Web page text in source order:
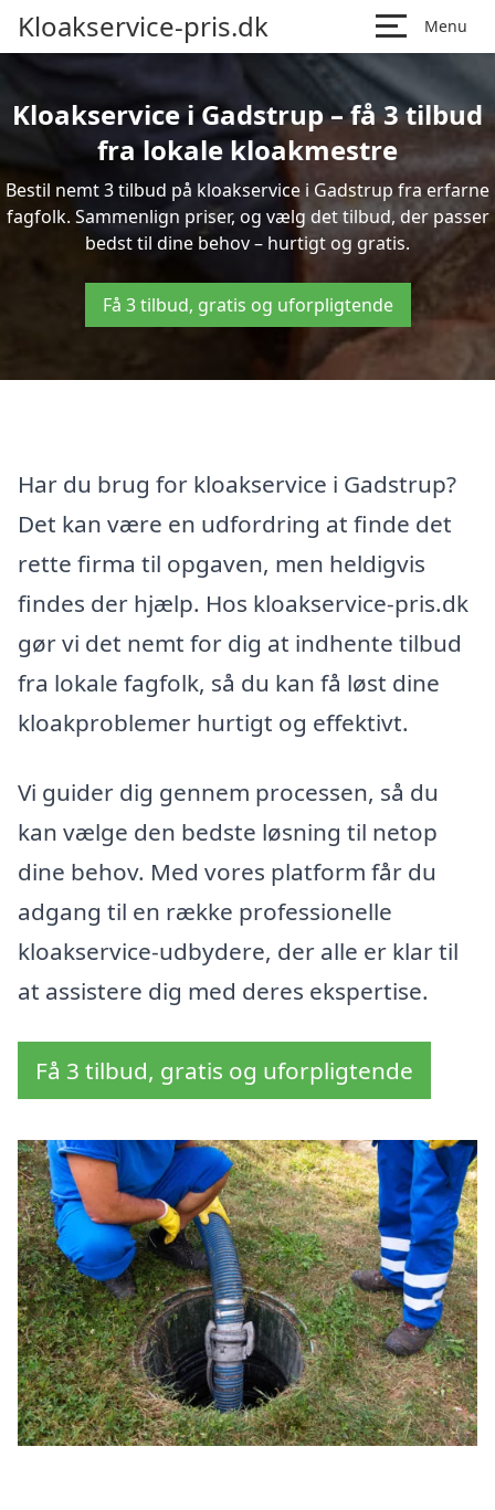
Kloakservice-pris.dk Menu
Kloakservice i Gadstrup – få 3 tilbud
fra lokale kloakmestre
Bestil nemt 3 tilbud på kloakservice i Gadstrup fra erfarne
fagfolk. Sammenlign priser, og vælg det tilbud, der passer
bedst til dine behov – hurtigt og gratis.
Få 3 tilbud, gratis og uforpligtende
Har du brug for kloakservice i Gadstrup?
Det kan være en udfordring at finde det
rette firma til opgaven, men heldigvis
findes der hjælp. Hos kloakservice-pris.dk
gør vi det nemt for dig at indhente tilbud
fra lokale fagfolk, så du kan få løst dine
kloakproblemer hurtigt og effektivt.
Vi guider dig gennem processen, så du
kan vælge den bedste løsning til netop
dine behov. Med vores platform får du
adgang til en række professionelle
kloakservice-udbydere, der alle er klar til
at assistere dig med deres ekspertise.
Få 3 tilbud, gratis og uforpligtende